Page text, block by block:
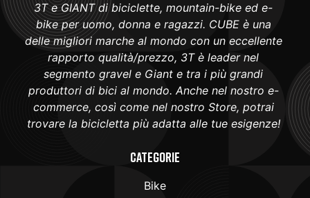
3T e GIANT di biciclette, mountain-bike ed e-
bike per uomo, donna e ragazzi. CUBE è una
delle migliori marche al mondo con un eccellente
rapporto qualità/prezzo, 3T è leader nel
segmento gravel e Giant e tra i più grandi
produttori di bici al mondo. Anche nel nostro e-
commerce, così come nel nostro Store, potrai
trovare la bicicletta più adatta alle tue esigenze!
Categorie
Bike